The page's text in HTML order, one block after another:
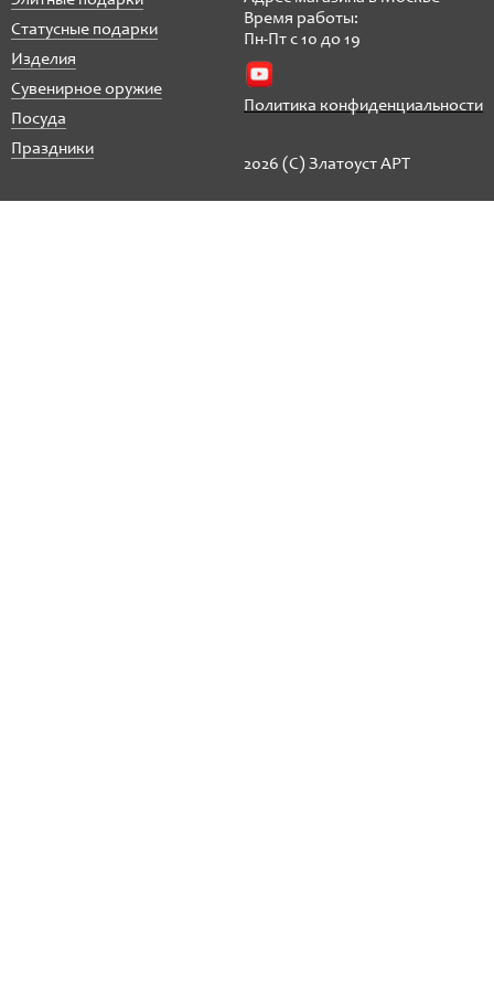
Статусные подарки
Изделия
Сувенирное оружие
Посуда
Праздники
Время работы:
Пн-Пт с 10 до 19
Политика конфиденциальности
2026 (C) Златоуст АРТ